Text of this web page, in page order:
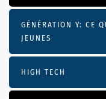
GÉNÉRATION Y: CE
JEUNES
HIGH TECH